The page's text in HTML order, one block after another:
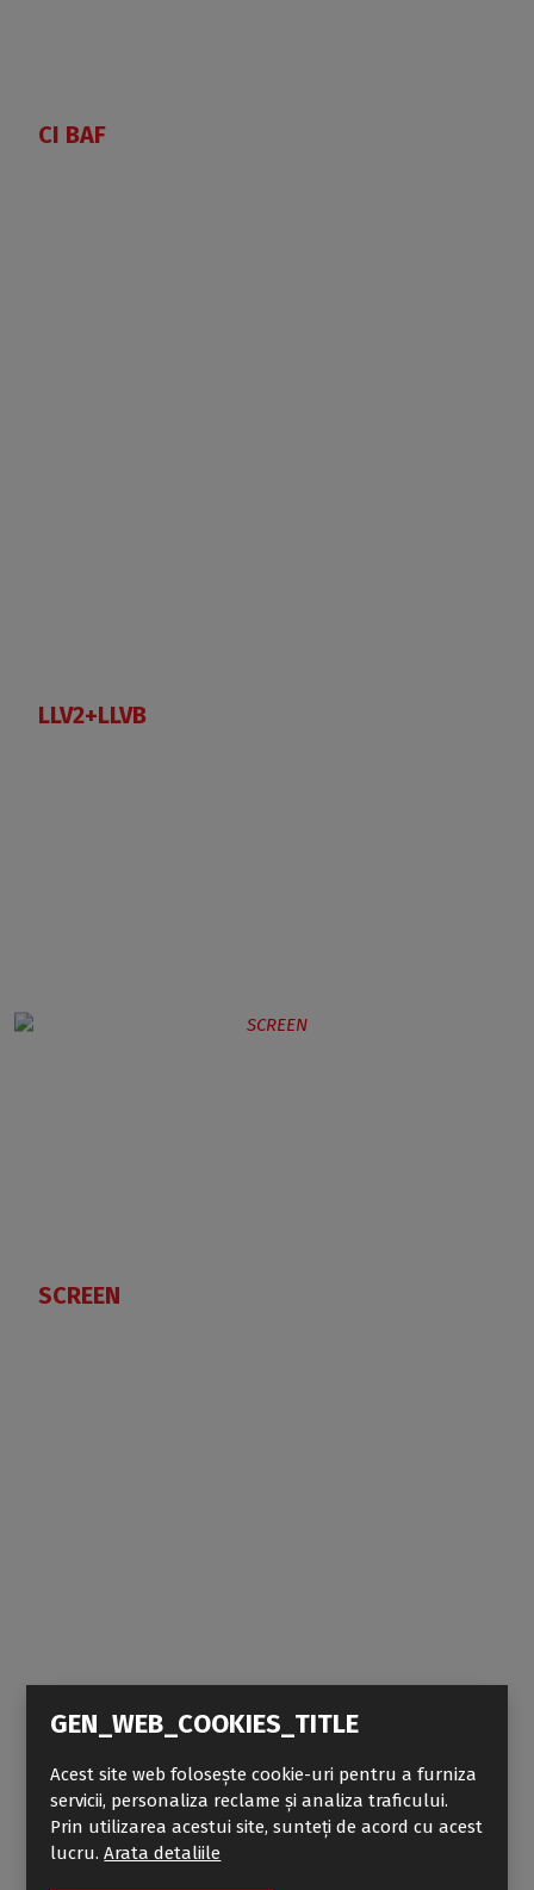
CI BAF
LLV2+LLVB
SCREEN
GEN_WEB_COOKIES_TITLE
Acest site web folosește cookie-uri pentru a furniza
servicii, personaliza reclame și analiza traficului.
Prin utilizarea acestui site, sunteți de acord cu acest
lucru.Arata detaliile